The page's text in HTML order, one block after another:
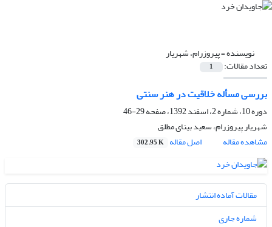
نویسنده =پیروزرام، شهریار
تعداد مقالات: 1
بررسی مسأله خلاقیت در هنر سنتی
دوره 10، شماره 2، اسفند 1392، صفحه
29-46
شهریار پیروزرام، سعید بینای مطلق
مشاهده مقاله
اصل مقاله 302.95 K
مقالات آماده انتشار
شماره جاری